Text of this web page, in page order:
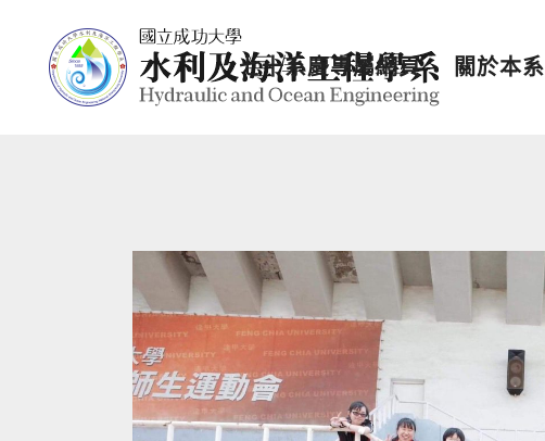
七十系慶專屬網頁 關於本系